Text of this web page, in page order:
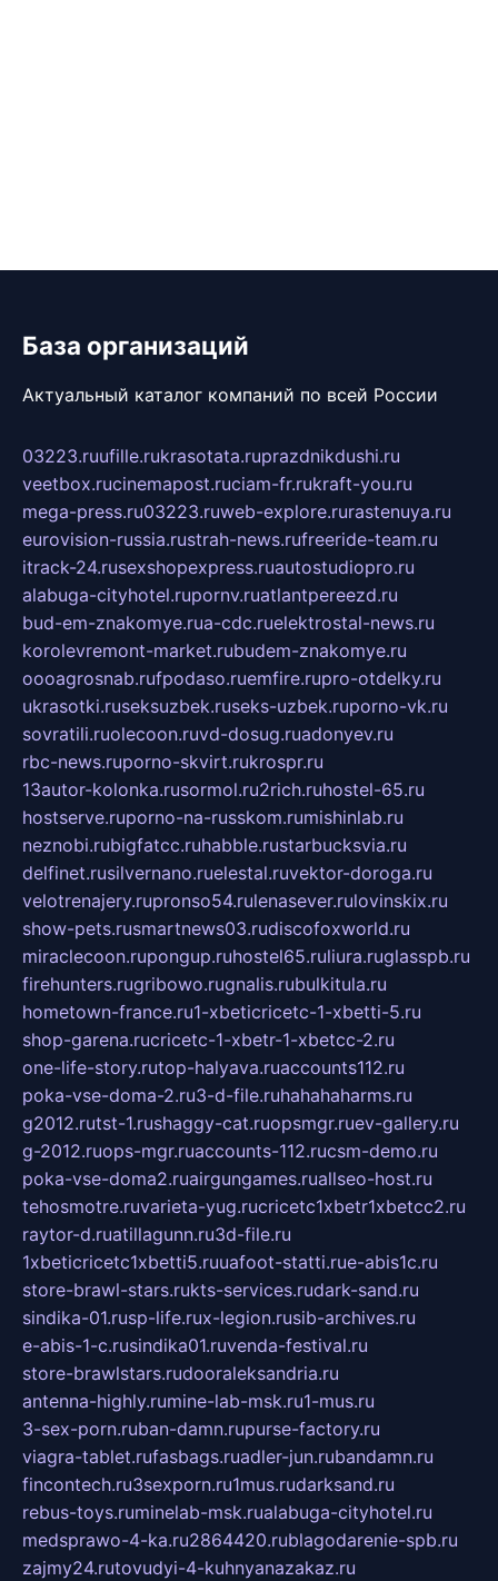
База организаций
Актуальный каталог компаний по всей России
03223.ruufille.rukrasotata.ruprazdnikdushi.ru
veetbox.rucinemapost.ruciam-fr.rukraft-you.ru
mega-press.ru03223.ruweb-explore.rurastenuya.ru
eurovision-russia.rustrah-news.rufreeride-team.ru
itrack-24.rusexshopexpress.ruautostudiopro.ru
alabuga-cityhotel.rupornv.ruatlantpereezd.ru
bud-em-znakomye.rua-cdc.ruelektrostal-news.ru
korolevremont-market.rubudem-znakomye.ru
oooagrosnab.rufpodaso.ruemfire.rupro-otdelky.ru
ukrasotki.ruseksuzbek.ruseks-uzbek.ruporno-vk.ru
sovratili.ruolecoon.ruvd-dosug.ruadonyev.ru
rbc-news.ruporno-skvirt.rukrospr.ru
13autor-kolonka.rusormol.ru2rich.ruhostel-65.ru
hostserve.ruporno-na-russkom.rumishinlab.ru
neznobi.rubigfatcc.ruhabble.rustarbucksvia.ru
delfinet.rusilvernano.ruelestal.ruvektor-doroga.ru
velotrenajery.rupronso54.rulenasever.rulovinskix.ru
show-pets.rusmartnews03.rudiscofoxworld.ru
miraclecoon.rupongup.ruhostel65.ruliura.ruglasspb.ru
firehunters.rugribowo.rugnalis.rubulkitula.ru
hometown-france.ru1-xbeticricetc-1-xbetti-5.ru
shop-garena.rucricetc-1-xbetr-1-xbetcc-2.ru
one-life-story.rutop-halyava.ruaccounts112.ru
poka-vse-doma-2.ru3-d-file.ruhahahaharms.ru
g2012.rutst-1.rushaggy-cat.ruopsmgr.ruev-gallery.ru
g-2012.ruops-mgr.ruaccounts-112.rucsm-demo.ru
poka-vse-doma2.ruairgungames.ruallseo-host.ru
tehosmotre.ruvarieta-yug.rucricetc1xbetr1xbetcc2.ru
raytor-d.ruatillagunn.ru3d-file.ru
1xbeticricetc1xbetti5.ruuafoot-statti.rue-abis1c.ru
store-brawl-stars.rukts-services.rudark-sand.ru
sindika-01.rusp-life.rux-legion.rusib-archives.ru
e-abis-1-c.rusindika01.ruvenda-festival.ru
store-brawlstars.rudooraleksandria.ru
antenna-highly.rumine-lab-msk.ru1-mus.ru
3-sex-porn.ruban-damn.rupurse-factory.ru
viagra-tablet.rufasbags.ruadler-jun.rubandamn.ru
fincontech.ru3sexporn.ru1mus.rudarksand.ru
rebus-toys.ruminelab-msk.rualabuga-cityhotel.ru
medsprawo-4-ka.ru2864420.rublagodarenie-spb.ru
zajmy24.rutovudyi-4-kuhnyanazakaz.ru